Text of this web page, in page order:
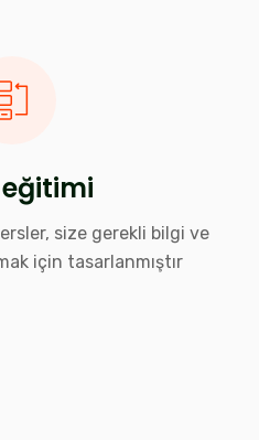
size gerekli bilgi ve
için tasarlanmıştır